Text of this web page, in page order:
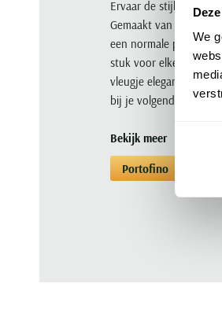
We
Ervaar de stijl en
Gemaakt van een
een normale pasvorm
stuk voor elke
vleugje elegantie toe
bij je volgende
Bekijk meer
Portofino